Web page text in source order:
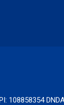
108858354